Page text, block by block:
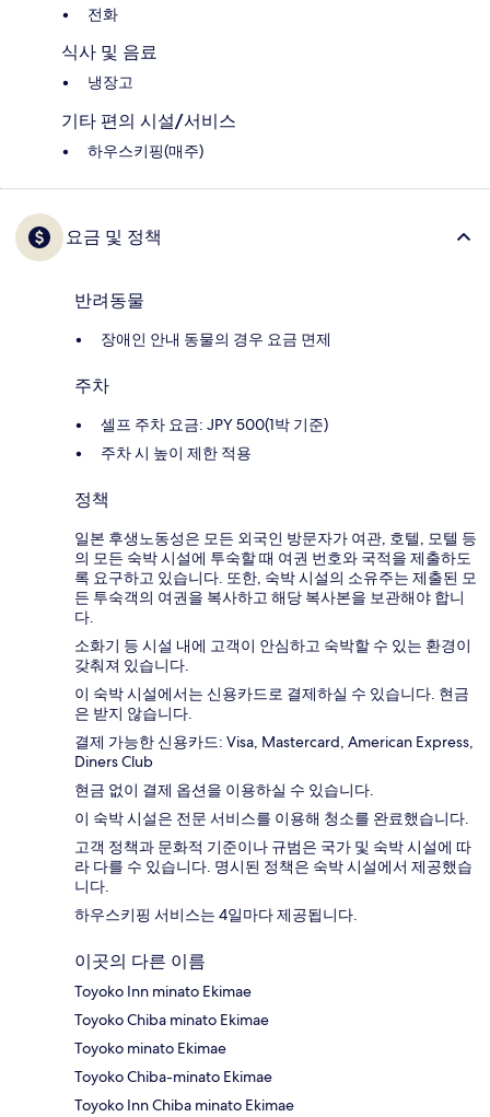
전화
식사 및 음료
냉장고
기타 편의 시설/서비스
하우스키핑(매주)
요금 및 정책
반려동물
장애인 안내 동물의 경우 요금 면제
주차
셀프 주차 요금: JPY 500(1박 기준)
주차 시 높이 제한 적용
정책
일본 후생노동성은 모든 외국인 방문자가 여관, 호텔, 모텔 등
의 모든 숙박 시설에 투숙할 때 여권 번호와 국적을 제출하도
록 요구하고 있습니다. 또한, 숙박 시설의 소유주는 제출된 모
든 투숙객의 여권을 복사하고 해당 복사본을 보관해야 합니
다.
소화기 등 시설 내에 고객이 안심하고 숙박할 수 있는 환경이
갖춰져 있습니다.
이 숙박 시설에서는 신용카드로 결제하실 수 있습니다. 현금
은 받지 않습니다.
결제 가능한 신용카드: Visa, Mastercard, American Express,
Diners Club
현금 없이 결제 옵션을 이용하실 수 있습니다.
이 숙박 시설은 전문 서비스를 이용해 청소를 완료했습니다.
고객 정책과 문화적 기준이나 규범은 국가 및 숙박 시설에 따
라 다를 수 있습니다. 명시된 정책은 숙박 시설에서 제공했습
니다.
하우스키핑 서비스는 4일마다 제공됩니다.
이곳의 다른 이름
Toyoko Inn minato Ekimae
Toyoko Chiba minato Ekimae
Toyoko minato Ekimae
Toyoko Chiba-minato Ekimae
Toyoko Inn Chiba minato Ekimae